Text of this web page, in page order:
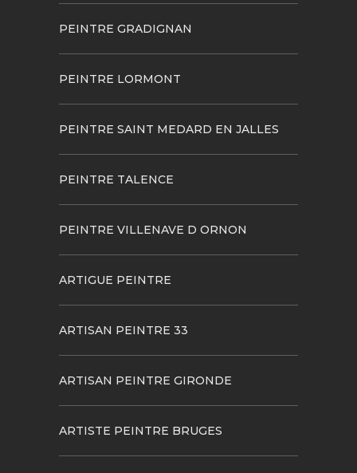
PEINTRE GRADIGNAN
PEINTRE LORMONT
PEINTRE SAINT MEDARD EN JALLES
PEINTRE TALENCE
PEINTRE VILLENAVE D ORNON
ARTIGUE PEINTRE
ARTISAN PEINTRE 33
ARTISAN PEINTRE GIRONDE
ARTISTE PEINTRE BRUGES